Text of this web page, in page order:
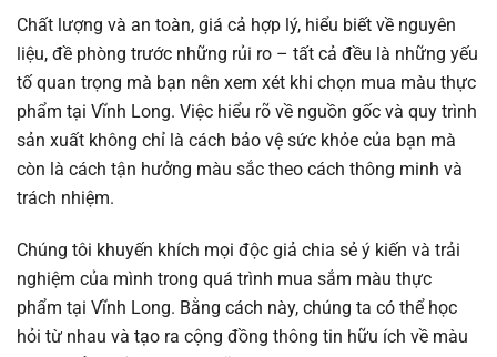
Chất lượng và an toàn, giá cả hợp lý, hiểu biết về nguyên
liệu, đề phòng trước những rủi ro – tất cả đều là những yếu
tố quan trọng mà bạn nên xem xét khi chọn mua màu thực
phẩm tại Vĩnh Long. Việc hiểu rõ về nguồn gốc và quy trình
sản xuất không chỉ là cách bảo vệ sức khỏe của bạn mà
còn là cách tận hưởng màu sắc theo cách thông minh và
trách nhiệm.
Chúng tôi khuyến khích mọi độc giả chia sẻ ý kiến và trải
nghiệm của mình trong quá trình mua sắm màu thực
phẩm tại Vĩnh Long. Bằng cách này, chúng ta có thể học
hỏi từ nhau và tạo ra cộng đồng thông tin hữu ích về màu